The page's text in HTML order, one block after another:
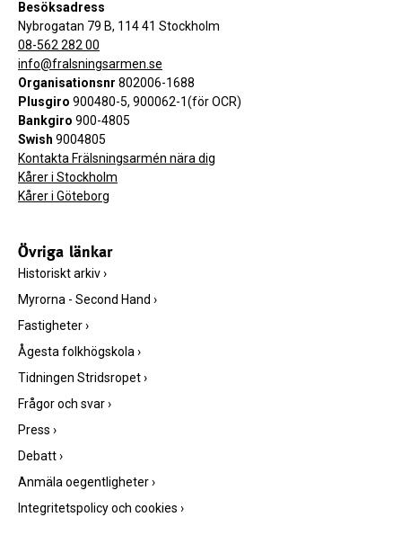
Besöksadress
Nybrogatan 79 B, 114 41 Stockholm
08-562 282 00
info@fralsningsarmen.se
Organisationsnr 802006-1688
Plusgiro 900480-5, 900062-1(för OCR)
Bankgiro 900-4805
Swish 9004805
Kontakta Frälsningsarmén nära dig
Kårer i Stockholm
Kårer i Göteborg
Övriga länkar
Historiskt arkiv›
Myrorna - Second Hand ›
Fastigheter›
Ågesta folkhögskola›
Tidningen Stridsropet›
Frågor och svar›
Press ›
Debatt›
Anmäla oegentligheter›
Integritetspolicy och cookies ›